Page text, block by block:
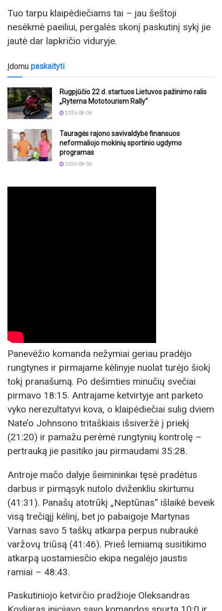
Tuo tarpu klaipėdiečiams tai – jau šeštoji
nesėkmė paeiliui, pergalės skonį paskutinį sykį jie
jautė dar lapkričio viduryje.
Įdomu paskaityti
Rugpjūčio 22 d. startuos Lietuvos pažinimo ralis
„Ryterna Mototourism Rally“
2026-08-06
Tauragės rajono savivaldybė finansuos
neformaliojo mokinių sportinio ugdymo
programas
2026-08-06
Panevėžio komanda nežymiai geriau pradėjo
rungtynes ir pirmajame kėlinyje nuolat turėjo šiokį
tokį pranašumą. Po dešimties minučių svečiai
pirmavo 18:15. Antrajame ketvirtyje ant parketo
vyko nerezultatyvi kova, o klaipėdiečiai sulig dviem
Nate’o Johnsono tritaškiais išsiveržė į priekį
(21:20) ir pamažu perėmė rungtynių kontrolę –
pertrauką jie pasitiko jau pirmaudami 35:28.
Antroje mačo dalyje šeimininkai tęsė pradėtus
darbus ir pirmąsyk nutolo dviženkliu skirtumu
(41:31). Panašų atotrūkį „Neptūnas“ išlaikė beveik
visą trečiąjį kėlinį, bet jo pabaigoje Martynas
Varnas savo 5 taškų atkarpa perpus nubraukė
varžovų triūsą (41:46). Prieš lemiamą susitikimo
atkarpą uostamiesčio ekipa negalėjo jaustis
ramiai – 48:43.
Paskutiniojo ketvirčio pradžioje Oleksandras